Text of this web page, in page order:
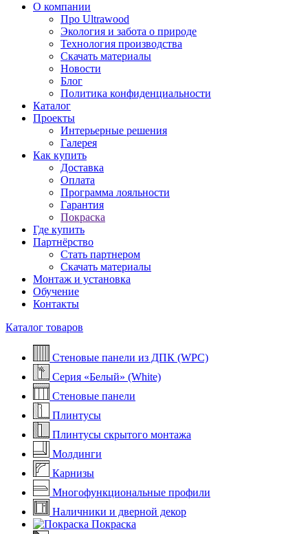
О компании
Про Ultrawood
Экология и забота о природе
Технология производства
Скачать материалы
Новости
Блог
Политика конфиденциальности
Каталог
Проекты
Интерьерные решения
Галерея
Как купить
Доставка
Оплата
Программа лояльности
Гарантия
Покраска
Где купить
Партнёрство
Стать партнером
Скачать материалы
Монтаж и установка
Обучение
Контакты
Каталог товаров
Стеновые панели из ДПК (WPC)
Серия «Белый» (White)
Стеновые панели
Плинтусы
Плинтусы скрытого монтажа
Молдинги
Карнизы
Многофункциональные профили
Наличники и дверной декор
Покраска